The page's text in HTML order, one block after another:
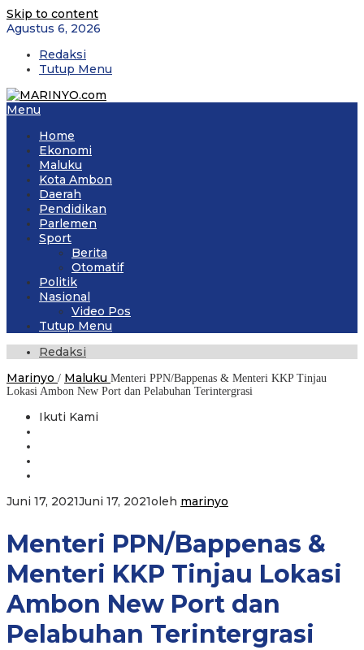
Skip to content
Agustus 6, 2026
Redaksi
Tutup Menu
Menu
Home
Ekonomi
Maluku
Kota Ambon
Daerah
Pendidikan
Parlemen
Sport
Berita
Otomatif
Politik
Nasional
Video Pos
Tutup Menu
Redaksi
Marinyo / Maluku Menteri PPN/Bappenas & Menteri KKP Tinjau
Lokasi Ambon New Port dan Pelabuhan Terintergrasi
Ikuti Kami
Juni 17, 2021Juni 17, 2021oleh marinyo
Menteri PPN/Bappenas &
Menteri KKP Tinjau Lokasi
Ambon New Port dan
Pelabuhan Terintergrasi